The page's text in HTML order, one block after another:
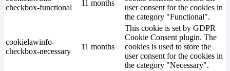
checkbox-functional
11 months
user consent for the cookies in
the category "Functional".
cookielawinfo-
checkbox-necessary
11 months
This cookie is set by GDPR
Cookie Consent plugin. The
cookies is used to store the
user consent for the cookies in
the category "Necessary".